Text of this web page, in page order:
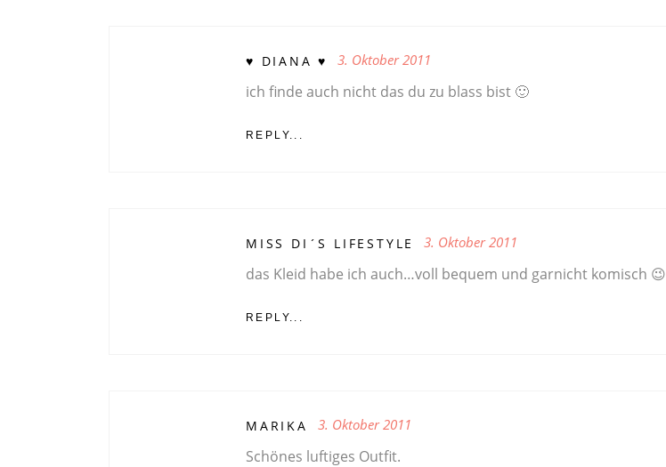
♥ DIANA ♥ 3. Oktober 2011
ich finde auch nicht das du zu blass bist 🙂
REPLY...
MISS DI´S LIFESTYLE 3. Oktober 2011
das Kleid habe ich auch…voll bequem und garnicht komisch 😉
REPLY...
MARIKA 3. Oktober 2011
Schönes luftiges Outfit.